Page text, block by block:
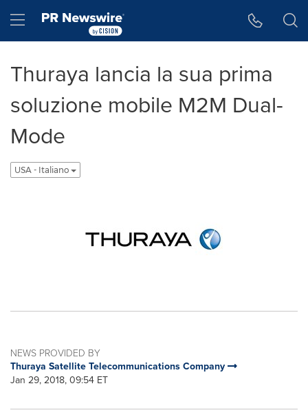
Hamburger menu
Thuraya lancia la sua prima
soluzione mobile M2M Dual-
Mode
USA - Italiano
NEWS PROVIDED BY
Thuraya Satellite Telecommunications Company
Jan 29, 2018, 09:54 ET